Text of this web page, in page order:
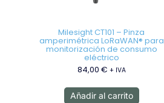
Milesight CT101 – Pinza
amperimétrica LoRaWAN® para
monitorización de consumo
eléctrico
84,00 € + IVA
Añadir al carrito